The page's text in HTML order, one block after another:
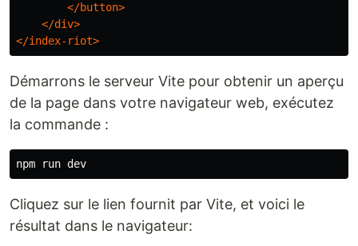
</button>
</div>
</index-riot>
Démarrons le serveur Vite pour obtenir un aperçu
de la page dans votre navigateur web, exécutez
la commande :
Cliquez sur le lien fournit par Vite, et voici le
résultat dans le navigateur: